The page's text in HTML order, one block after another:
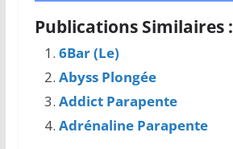
Publications Similaires :
6Bar (Le)
Abyss Plongée
Addict Parapente
Adrénaline Parapente